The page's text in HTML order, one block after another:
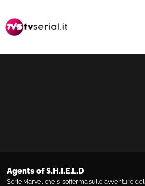
alla
navigazione
contenuto
Agents of S.H.I.E.L.D
Serie Marvel che si sofferma sulle avventure del